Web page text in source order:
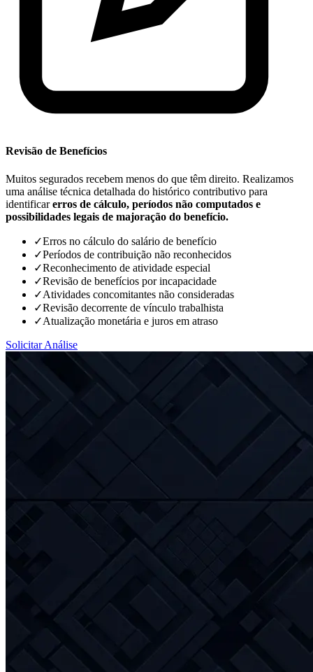
Revisão de Benefícios
Muitos segurados recebem menos do que têm direito. Realizamos
uma análise técnica detalhada do histórico contributivo para
identificarerros de cálculo, períodos não computados e
possibilidades legais de majoração do benefício.
✓Erros no cálculo do salário de benefício
✓Períodos de contribuição não reconhecidos
✓Reconhecimento de atividade especial
✓Revisão de benefícios por incapacidade
✓Atividades concomitantes não consideradas
✓Revisão decorrente de vínculo trabalhista
✓Atualização monetária e juros em atraso
Solicitar Análise